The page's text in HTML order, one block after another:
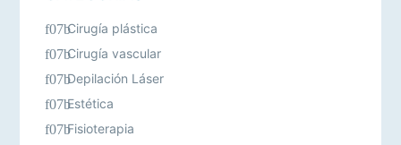
Cirugía plástica
Cirugía vascular
Depilación Láser
Estética
Fisioterapia